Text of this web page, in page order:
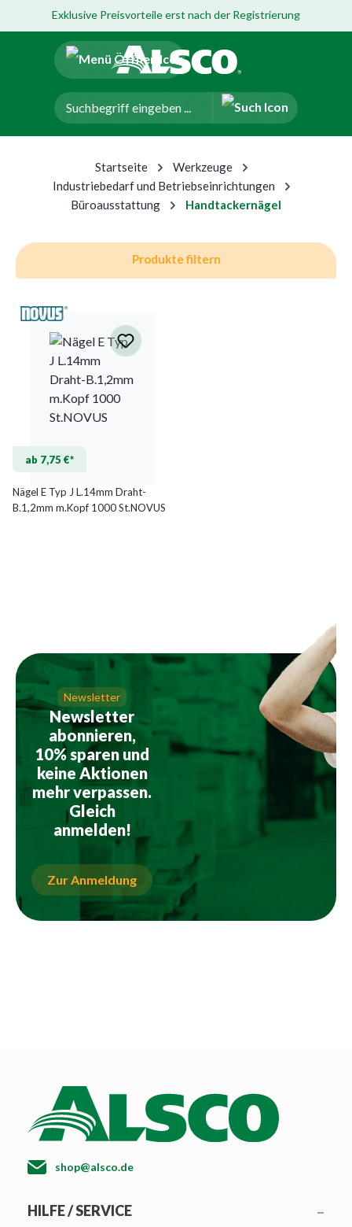
Hauptinhalt springen
Zur Navigation der B2B-Plattform springen
Exklusive Preisvorteile erst nach der Registrierung
Startseite
Werkzeuge
Industriebedarf und Betriebseinrichtungen
Büroausstattung
Handtackernägel
Produkte filtern
ab 7,75 €*
Nägel E Typ J L.14mm Draht-
B.1,2mm m.Kopf 1000 St.NOVUS
Newsletter
Newsletter
abonnieren,
10% sparen und
keine Aktionen
mehr verpassen.
Gleich
anmelden!
Zur Anmeldung
shop@alsco.de
HILFE / SERVICE